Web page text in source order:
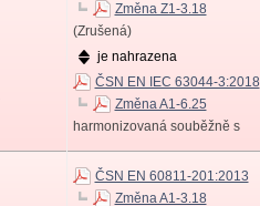
Změna Z1-3.18
(Zrušená)
je nahrazena
ČSN EN IEC 63044-3:2018
Změna A1-6.25
harmonizovaná souběžně s
ČSN EN 60811-201:2013
Změna A1-3.18